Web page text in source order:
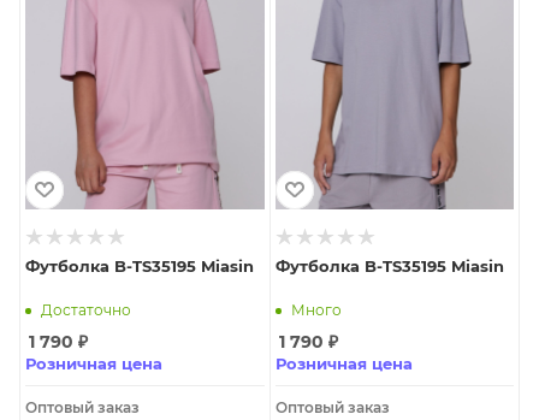
Футболка B-TS35195 Miasin
Достаточно
1 790 ₽
Розничная цена
Оптовый заказ
Футболка B-TS35195 Miasin
Много
1 790 ₽
Розничная цена
Оптовый заказ